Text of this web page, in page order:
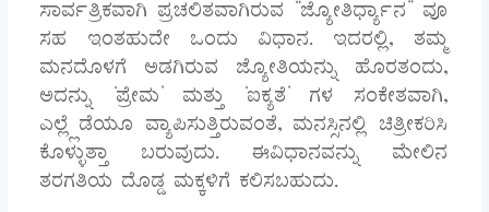
ಸಾರ್ವತ್ರಿಕವಾಗಿ ಪ್ರಚಲಿತವಾಗಿರುವ “ಜ್ಯೋತಿರ್ಧ್ಯಾನ” ವೂ
ಸಹ ಇಂತಹುದೇ ಒಂದು ವಿಧಾನ. ಇದರಲ್ಲಿ, ತಮ್ಮ
ಮನದೊಳಗೆ ಅಡಗಿರುವ ಜ್ಯೋತಿಯನ್ನು ಹೊರತಂದು,
ಅದನ್ನು ‘ಪ್ರೇಮ’ ಮತ್ತು ‘ಐಕ್ಯತೆ’ ಗಳ ಸಂಕೇತವಾಗಿ,
ಎಲ್ಲ್ಲೆಡೆಯೂ ವ್ಯಾಪಿಸುತ್ತಿರುವಂತೆ, ಮನಸ್ಸಿನಲ್ಲಿ ಚಿತ್ರೀಕರಿಸಿ
ಕೊಳ್ಳುತ್ತಾ ಬರುವುದು. ಈವಿಧಾನವನ್ನು ಮೇಲಿನ
ತರಗತಿಯ ದೊಡ್ಡ ಮಕ್ಕಳಿಗೆ ಕಲಿಸಬಹುದು.